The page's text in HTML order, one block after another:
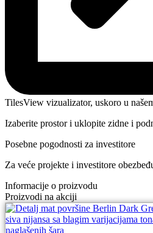
TilesView vizualizator, uskoro u
Izaberite prostor i uklopite zidne i
Posebne pogodnosti za investitore
Za veće projekte i investitore
Informacije o proizvodu
Proizvodi na akciji